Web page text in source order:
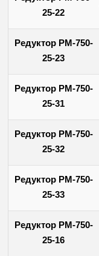
25-22
Редуктор РМ-750-
25-23
Редуктор РМ-750-
25-31
Редуктор РМ-750-
25-32
Редуктор РМ-750-
25-33
Редуктор РМ-750-
25-16